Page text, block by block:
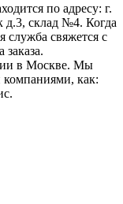
по адресу: г.
д.3, склад №4. Когда
служба свяжется с
в Москве. Мы
как: